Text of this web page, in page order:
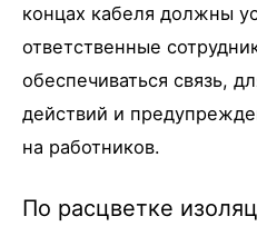
концах кабеля должны
ответственные
обеспечиваться связь,
действий и
на работников.
По расцветке